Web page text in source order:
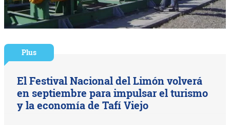
Plus
El Festival Nacional del Limón volverá
en septiembre para impulsar el turismo
y la economía de Tafí Viejo